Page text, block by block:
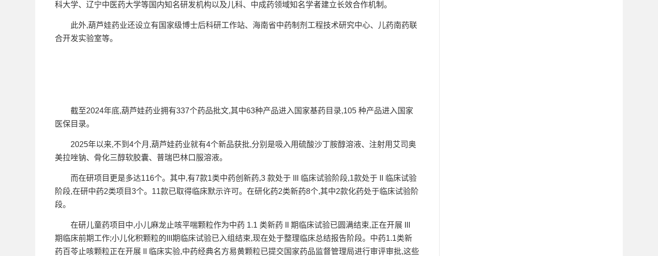
科大学、辽宁中医药大学等国内知名研发机构以及儿科、中成药领域知名学者建立长效合作机制。
此外,葫芦娃药业还设立有国家级博士后科研工作站、海南省中药制剂工程技术研究中心、儿药南药联
合开发实验室等。
截至2024年底,葫芦娃药业拥有337个药品批文,其中63种产品进入国家基药目录,105 种产品进入国家
医保目录。
2025年以来,不到4个月,葫芦娃药业就有4个新品获批,分别是吸入用硫酸沙丁胺醇溶液、注射用艾司奥
美拉唑钠、骨化三醇软胶囊、普瑞巴林口服溶液。
而在研项目更是多达116个。其中,有7款1类中药创新药,3 款处于 III 临床试验阶段,1款处于 II 临床试验
阶段,在研中药2类项目3个。11款已取得临床默示许可。在研化药2类新药8个,其中2款化药处于临床试验阶
段。
在研儿童药项目中,小儿麻龙止咳平喘颗粒作为中药 1.1 类新药 II 期临床试验已圆满结束,正在开展 III
期临床前期工作;小儿化积颗粒的III期临床试验已入组结束,现在处于整理临床总结报告阶段。中药1.1类新
药百苓止咳颗粒正在开展 II 临床实验,中药经典名方易黄颗粒已提交国家药品监督管理局进行审评审批,这些